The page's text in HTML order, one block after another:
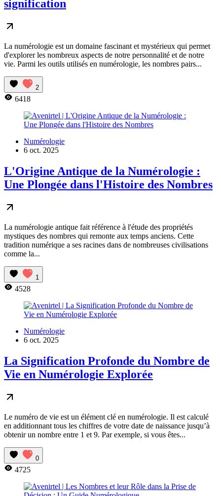
signification
La numérologie est un domaine fascinant et mystérieux qui permet
d'explorer les nombreux aspects de notre personnalité et de notre
vie. Parmi les outils utilisés en numérologie, les nombres pairs...
2
6418
Numérologie
6 oct. 2025
L'Origine Antique de la Numérologie :
Une Plongée dans l'Histoire des Nombres
La numérologie antique fait référence à l'étude des propriétés
mystiques des nombres qui remonte aux temps anciens. Cette
tradition numérique a ses racines dans de nombreuses civilisations
comme la...
1
4528
Numérologie
6 oct. 2025
La Signification Profonde du Nombre de
Vie en Numérologie Explorée
Le numéro de vie est un élément clé en numérologie. Il est calculé
en additionnant tous les chiffres de votre date de naissance jusqu’à
obtenir un nombre entre 1 et 9. Par exemple, si vous êtes...
0
4725